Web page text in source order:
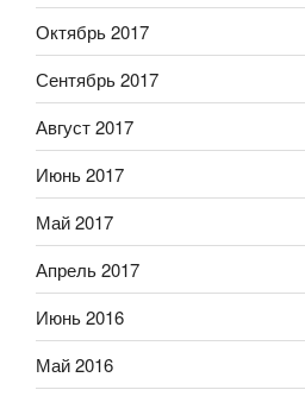
Октябрь 2017
Сентябрь 2017
Август 2017
Июнь 2017
Май 2017
Апрель 2017
Июнь 2016
Май 2016